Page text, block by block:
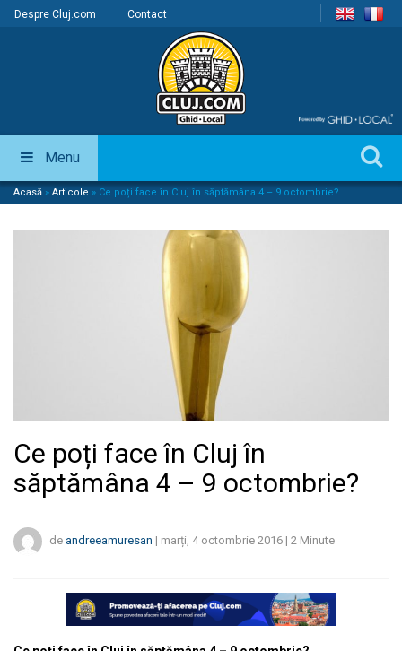
Despre Cluj.com Contact
Menu
Acasă » Articole » Ce poți face în Cluj în săptămâna 4 – 9 octombrie?
Ce poți face în Cluj în
săptămâna 4 – 9 octombrie?
de andreeamuresan | marți, 4 octombrie 2016 | 2 Minute